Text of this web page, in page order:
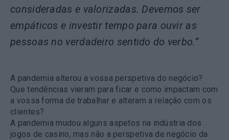
consideradas e valorizadas. Devemos ser
empáticos e investir tempo para ouvir as
pessoas no verdadeiro sentido do verbo.”
A pandemia alterou a vossa perspetiva do negócio?
Que tendências vieram para ficar e como impactam com
a vossa forma de trabalhar e alteram a relação com os
clientes?
A pandemia mudou alguns aspetos na indústria dos
jogos de casino, mas não a perspetiva de negócio da